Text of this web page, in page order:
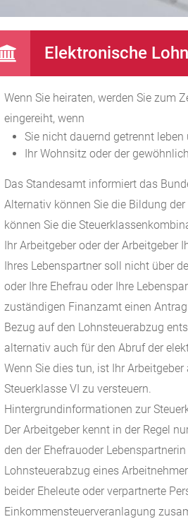
Elektronische
Wenn Sie heiraten, werden Sie zum
eingereiht, wenn
Sie nicht dauernd getrennt leben
Ihr Wohnsitz oder der
Das Standesamt informiert das
Alternativ können Sie die Bildung
können Sie die
Ihr Arbeitgeber oder der Arbeitgeber
Ihres Lebenspartner soll nicht über
oder Ihre Ehefrau oder Ihre
zuständigen Finanzamt einen
Bezug auf den Lohnsteuerabzug
alternativ auch für den Abruf der
Wenn Sie dies tun, ist Ihr
Steuerklasse VI zu versteuern.
Hintergrundinformationen zur
Der Arbeitgeber kennt in der Regel
den der Ehefrauoder
Lohnsteuerabzug eines
beider Eheleute oder verpartnerte
Einkommensteuerveranlagung